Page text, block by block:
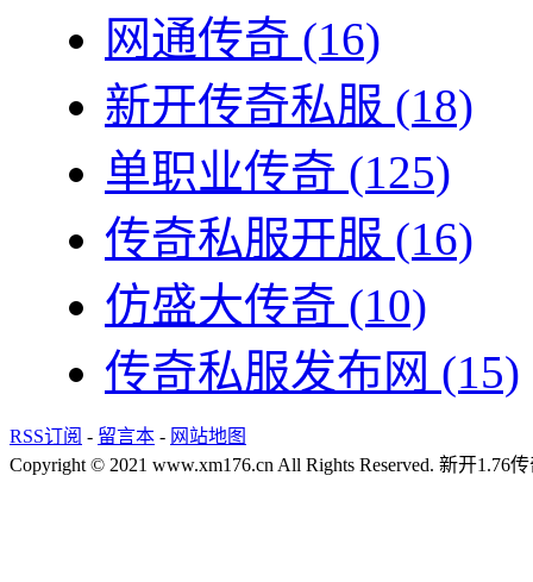
网通传奇 (16)
新开传奇私服 (18)
单职业传奇 (125)
传奇私服开服 (16)
仿盛大传奇 (10)
传奇私服发布网 (15)
RSS订阅 - 留言本 - 网站地图
Copyright © 2021 www.xm176.cn All Rights Reserved. 新开1.76